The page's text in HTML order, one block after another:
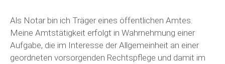
Als Notar bin ich Träger eines öffentlichen Amtes.
Meine Amtstätigkeit erfolgt in Wahrnehmung einer
Aufgabe, die im Interesse der Allgemeinheit an einer
geordneten vorsorgenden Rechtspflege und damit im